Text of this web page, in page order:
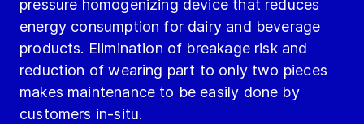
pressure homogenizing device that reduces
energy consumption for dairy and beverage
products. Elimination of breakage risk and
reduction of wearing part to only two pieces
makes maintenance to be easily done by
customers in-situ.